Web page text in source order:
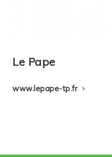
Le Pape
www.lepape-tp.fr